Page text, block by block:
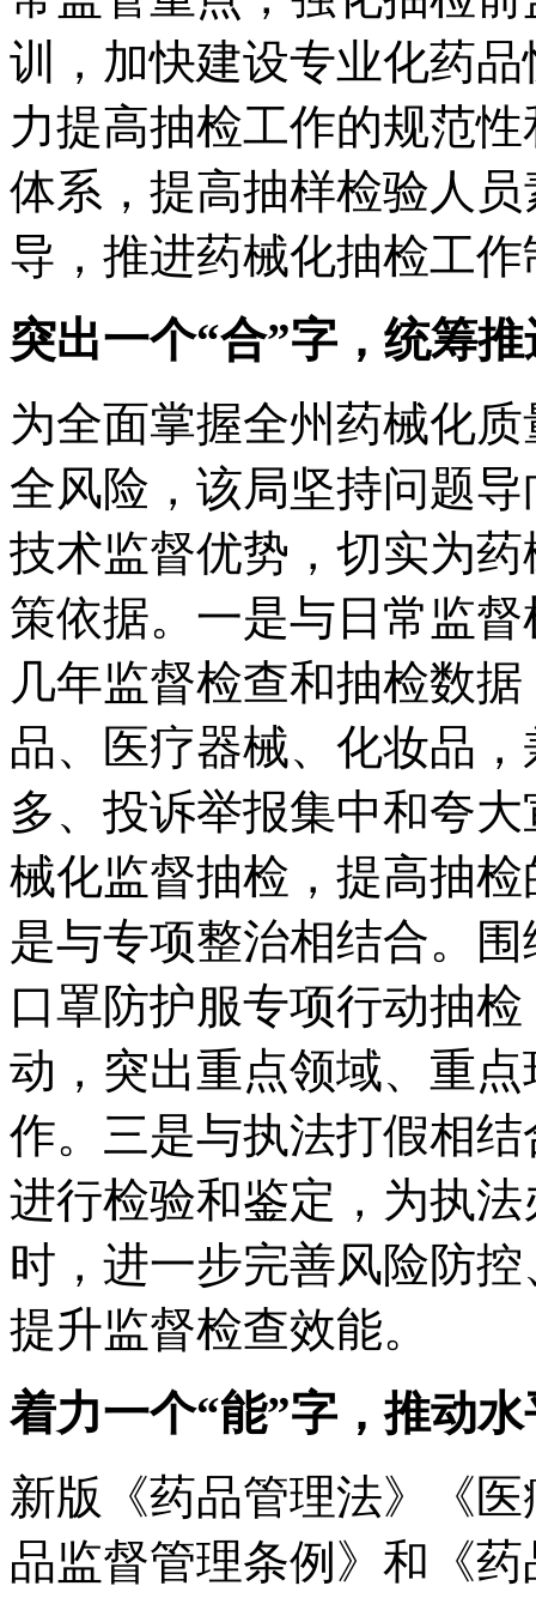
训，加快建设专业化药
力提高抽检工作的规范
体系，提高抽样检验人
导，推进药械化抽检工
突出一个“合”字，统筹
为全面掌握全州药械化
全风险，该局坚持问题
技术监督优势，切实为
策依据。一是与日常监
几年监督检查和抽检数
品、医疗器械、化妆品
多、投诉举报集中和夸
械化监督抽检，提高抽
是与专项整治相结合。
口罩防护服专项行动抽
动，突出重点领域、重
作。三是与执法打假相
进行检验和鉴定，为执
时，进一步完善风险防
提升监督检查效能。
着力一个“能”字，推动
新版《药品管理法》《
品监督管理条例》和《